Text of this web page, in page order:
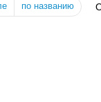
по названию